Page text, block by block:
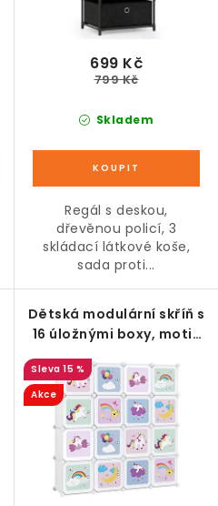
Skladem
699 Kč
799 Kč
Regál s deskou,
dřevěnou policí, 3
skládací látkové koše,
sada proti...
Dětská modulární skříň s
16 úložnými boxy, motiv
jednorožci
15 %
Akce